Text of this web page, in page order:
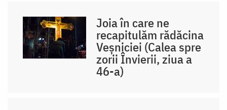
Joia în care ne
recapitulăm rădăcina
Veșniciei (Calea spre
zorii Învierii, ziua a
46-a)